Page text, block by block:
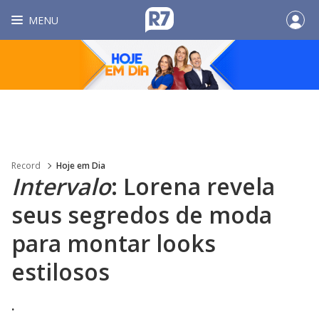
MENU
Record Hoje em Dia
Intervalo: Lorena revela
seus segredos de moda
para montar looks
estilosos
.